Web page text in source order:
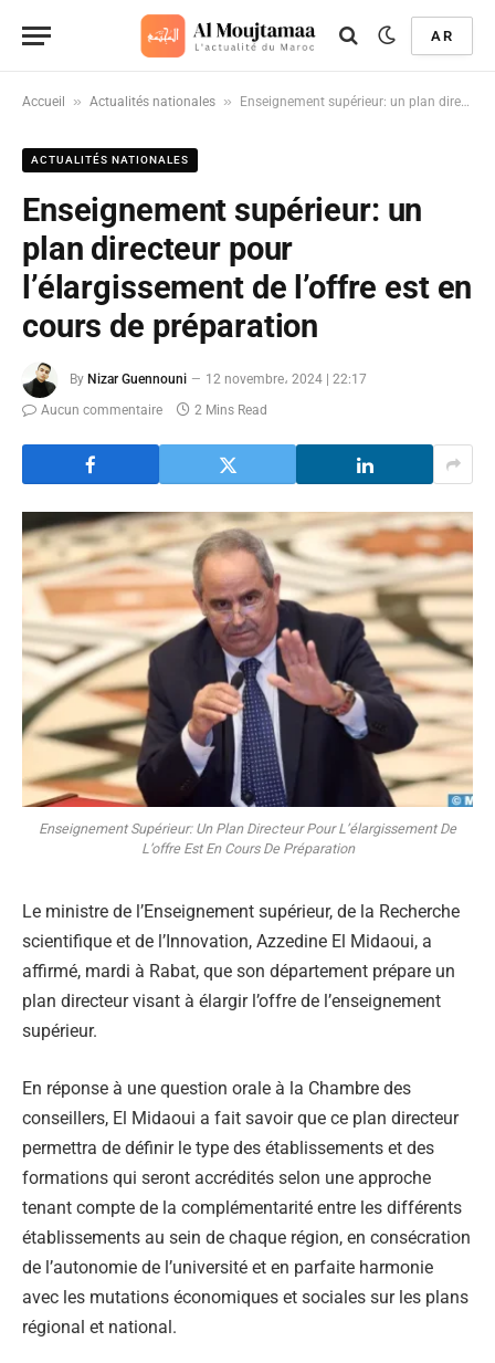
AR
Accueil » Actualités nationales » Enseignement supérieur: un plan directeur pour l’élargissement de l’offre est en cours de préparation
ACTUALITÉS NATIONALES
Enseignement supérieur: un
plan directeur pour
l’élargissement de l’offre est en
cours de préparation
By Nizar Guennouni
12 novembre، 2024 | 22:17
Aucun commentaire
2 Mins Read
Enseignement Supérieur: Un Plan Directeur Pour L’élargissement De
L’offre Est En Cours De Préparation
Le ministre de l’Enseignement supérieur, de la Recherche
scientifique et de l’Innovation, Azzedine El Midaoui, a
affirmé, mardi à Rabat, que son département prépare un
plan directeur visant à élargir l’offre de l’enseignement
supérieur.
En réponse à une question orale à la Chambre des
conseillers, El Midaoui a fait savoir que ce plan directeur
permettra de définir le type des établissements et des
formations qui seront accrédités selon une approche
tenant compte de la complémentarité entre les différents
établissements au sein de chaque région, en consécration
de l’autonomie de l’université et en parfaite harmonie
avec les mutations économiques et sociales sur les plans
régional et national.